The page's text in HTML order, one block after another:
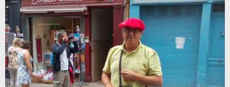
Rétrospective
Partenaires
Association
Contact